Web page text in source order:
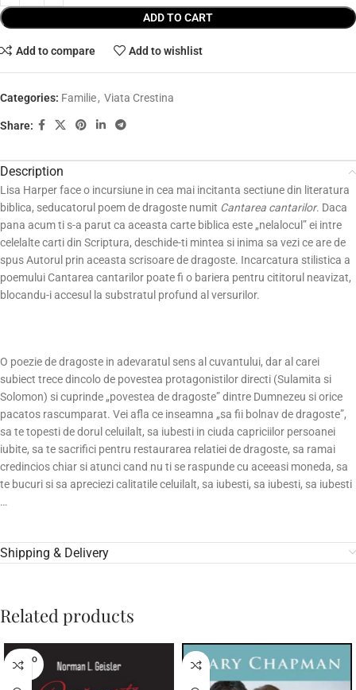
ADD TO CART
Add to compare Add to wishlist
Categories: Familie, Viata Crestina
Share:
Description
Lisa Harper face o incursiune in cea mai incitanta sectiune din literatura
biblica, seducatorul poem de dragoste numit Cantarea cantarilor. Daca
pana acum ti s-a parut ca aceasta carte biblica este „nelalocul” ei intre
celelalte carti din Scriptura, deschide-ti mintea si inima sa vezi ce are de
spus Autorul prin aceasta scrisoare de dragoste. Incarcatura stilistica a
poemului Cantarea cantarilor poate fi o bariera pentru cititorul neavizat,
blocandu-i accesul la substratul profund al versurilor.
O poezie de dragoste in adevaratul sens al cuvantului, dar al carei
subiect trece dincolo de povestea protagonistilor directi (Sulamita si
Solomon) si cuprinde „povestea de dragoste” dintre Dumnezeu si orice
pacatos rascumparat. Vei afla ce inseamna „sa fii bolnav de dragoste”,
sa te topesti de dorul celuilalt, sa iubesti in ciuda capriciilor persoanei
iubite, sa te sacrifici pentru restaurarea relatiei de dragoste, sa ramai
credincios chiar si atunci cand nu ti se raspunde cu aceeasi moneda, sa
te bucuri si sa apreciezi calitatile celuilalt, sa iubesti, sa iubesti, sa iubesti
…
Shipping & Delivery
Related products
SOLD O
UT